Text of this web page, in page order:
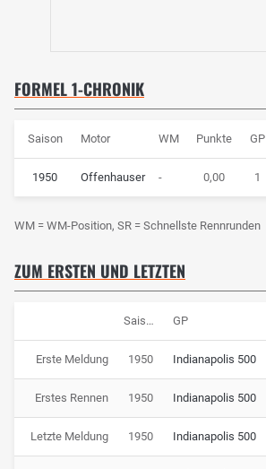
FORMEL 1-CHRONIK
Saison Motor WM Punkte GP
1950 Offenhauser - 0,00 1
WM = WM-Position, SR = Schnellste Rennrunden
ZUM ERSTEN UND LETZTEN
Saison GP
Erste Meldung 1950 Indianapolis 500
Erstes Rennen 1950 Indianapolis 500
Letzte Meldung 1950 Indianapolis 500